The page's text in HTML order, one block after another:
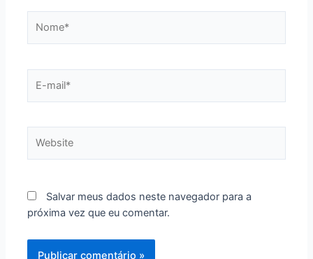
mail*
Salvar meus dados neste navegador para a
próxima vez que eu comentar.